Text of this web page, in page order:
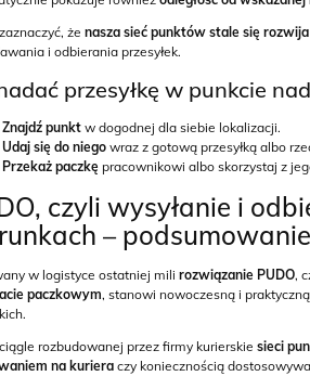
że nasza sieć punktów stale się rozwija
i odbierania przesyłek.
przesyłkę w punkcie
Znajdź punkt w dogodnej dla siebie lokalizacji.
Udaj się do niego wraz z gotową przesyłką albo
Przekaż paczkę pracownikowi albo skorzystaj z
czyli wysyłanie i
– podsumowanie
w logistyce ostatniej mili rozwiązanie PUDO,
paczkowym, stanowi nowoczesną i
rozbudowanej przez firmy kurierskie sieci
na kuriera czy koniecznością